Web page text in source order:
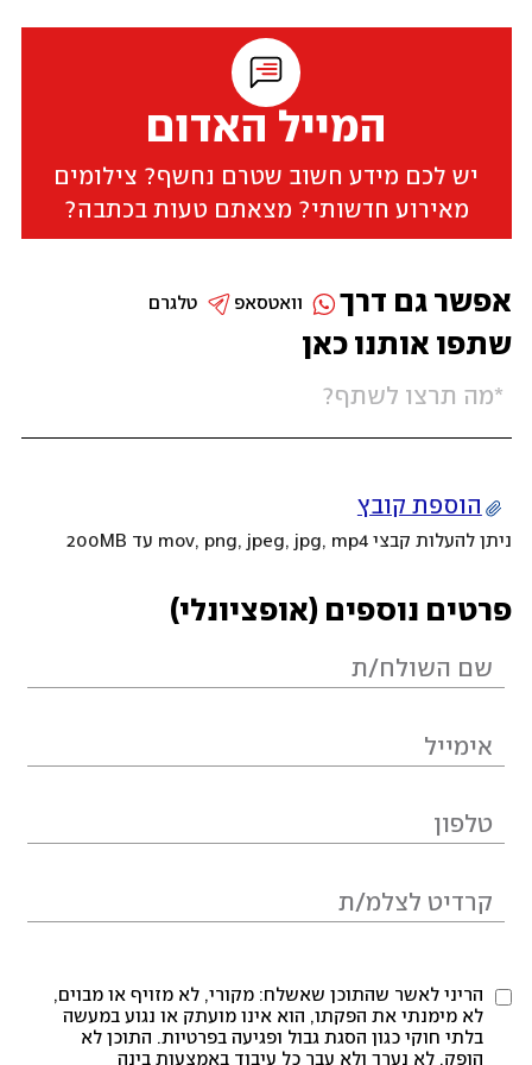
המייל האדום
יש לכם מידע חשוב שטרם נחשף? צילומים
מאירוע חדשותי? מצאתם טעות בכתבה?
שתפו אותנו כאן
הוספת קובץ
ניתן להעלות קבצי mov, png, jpeg, jpg, mp4 עד 200MB
פרטים נוספים (אופציונלי)
הריני לאשר שהתוכן שאשלח: מקורי, לא מזויף או מבוים,
לא מימנתי את הפקתו, הוא אינו מועתק או נגוע במעשה
בלתי חוקי כגון הסגת גבול ופגיעה בפרטיות. התוכן לא
הופק, לא נערך ולא עבר כל עיבוד באמצעות בינה
אפשר גם דרך טלגרם וואטסאפ